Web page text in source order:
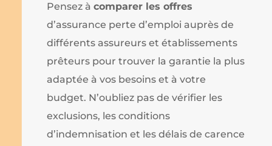
Pensez àcomparer les offres
d’assurance perte d’emploi auprès de
différents assureurs et établissements
prêteurs pour trouver la garantie la plus
adaptée à vos besoins et à votre
budget. N’oubliez pas de vérifier les
exclusions, les conditions
d’indemnisation et les délais de carence